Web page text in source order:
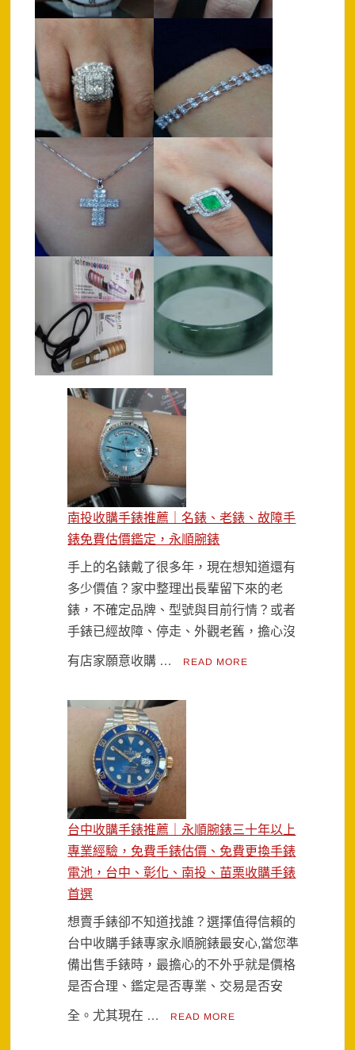
南投收購手錶推薦｜名錶、老錶、故障手
錶免費估價鑑定，永順腕錶
手上的名錶戴了很多年，現在想知道還有
多少價值？家中整理出長輩留下來的老
錶，不確定品牌、型號與目前行情？或者
手錶已經故障、停走、外觀老舊，擔心沒
有店家願意收購 … READ MORE
台中收購手錶推薦｜永順腕錶三十年以上
專業經驗，免費手錶估價、免費更換手錶
電池，台中、彰化、南投、苗栗收購手錶
首選
想賣手錶卻不知道找誰？選擇值得信賴的
台中收購手錶專家永順腕錶最安心,當您準
備出售手錶時，最擔心的不外乎就是價格
是否合理、鑑定是否專業、交易是否安
全。尤其現在 … READ MORE